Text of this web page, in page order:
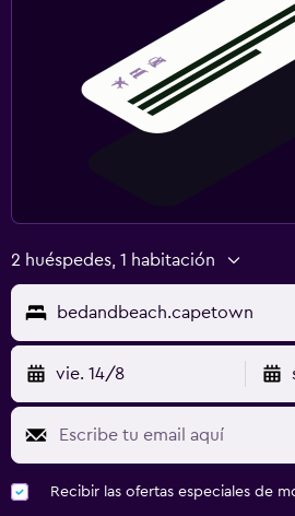
2 huéspedes, 1 habitación
bedandbeach.capetown
vie. 14/8
Recibir las ofertas especiales de